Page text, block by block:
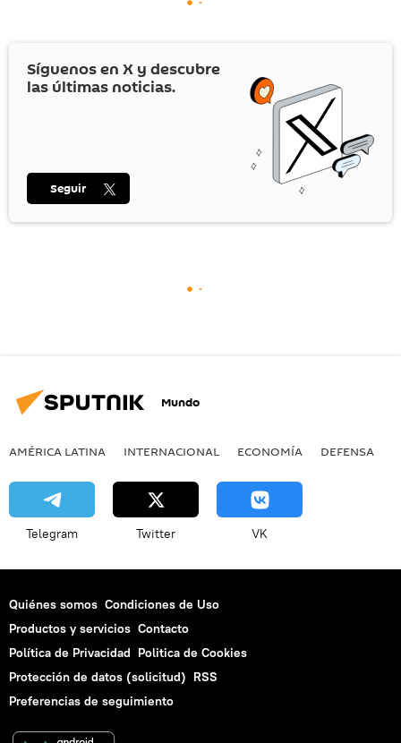
Síguenos en X y descubre
las últimas noticias.
Seguir
Mundo
AMÉRICA LATINA INTERNACIONAL ECONOMÍA DEFENSA
Telegram Twitter VK
Quiénes somos Condiciones de Uso
Productos y servicios Contacto
Política de Privacidad Politica de Cookies
Protección de datos (solicitud) RSS
Preferencias de seguimiento